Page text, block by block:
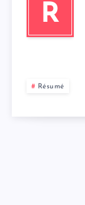
R
Résumé